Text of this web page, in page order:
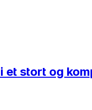
et stort og